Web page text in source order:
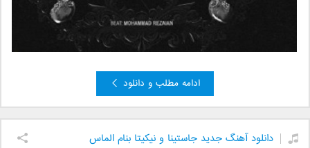
ادامه مطلب و دانلود
دانلود آهنگ جدید جاستینا و نیکیتا بنام الماس